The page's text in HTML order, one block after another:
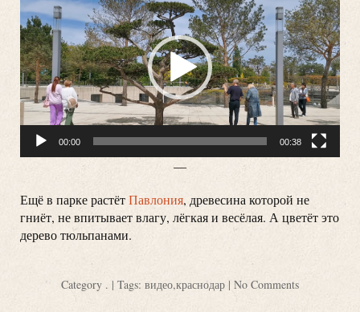
00:00 00:38
—
Ещё в парке растётПавлония, древесина которой не
гниёт, не впитывает влагу, лёгкая и весёлая. А цветёт это
дерево тюльпанами.
Category . | Tags: видео,краснодар | No Comments